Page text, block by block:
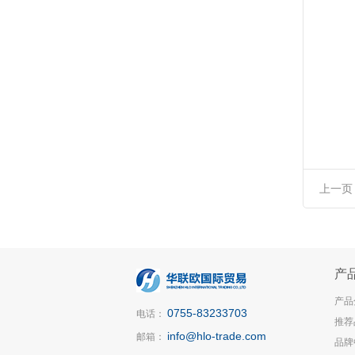
上一页
电话： 0755-83233703
邮箱： info@hlo-trade.com
产
产
推
品